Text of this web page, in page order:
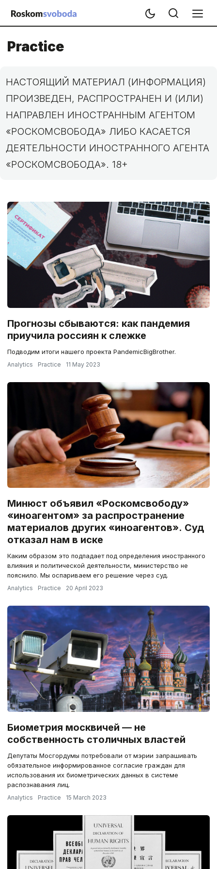
Practice
НАСТОЯЩИЙ МАТЕРИАЛ (ИНФОРМАЦИЯ)
ПРОИЗВЕДЕН, РАСПРОСТРАНЕН И (ИЛИ)
НАПРАВЛЕН ИНОСТРАННЫМ АГЕНТОМ
«РОСКОМСВОБОДА» ЛИБО КАСАЕТСЯ
ДЕЯТЕЛЬНОСТИ ИНОСТРАННОГО АГЕНТА
«РОСКОМСВОБОДА». 18+
Прогнозы сбываются: как пандемия
приучила россиян к слежке
Подводим итоги нашего проекта PandemicBigBrother.
Analytics Practice 11 May 2023
Минюст объявил «Роскомсвободу»
«иноагентом» за распространение
материалов других «иноагентов». Суд
отказал нам в иске
Каким образом это подпадает под определения иностранного
влияния и политической деятельности, министерство не
пояснило. Мы оспариваем его решение через суд.
Analytics Practice 20 April 2023
Биометрия москвичей — не
собственность столичных властей
Депутаты Мосгордумы потребовали от мэрии запрашивать
обязательное информированное согласие граждан для
использования их биометрических данных в системе
распознавания лиц.
Analytics Practice 15 March 2023